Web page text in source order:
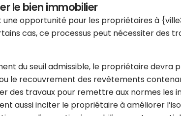
le bien immobilier
opportunité pour les propriétaires à
cas, ce processus peut nécessiter des
du seuil admissible, le propriétaire devra
le recouvrement des revêtements
des travaux pour remettre aux normes les
aussi inciter le propriétaire à améliorer